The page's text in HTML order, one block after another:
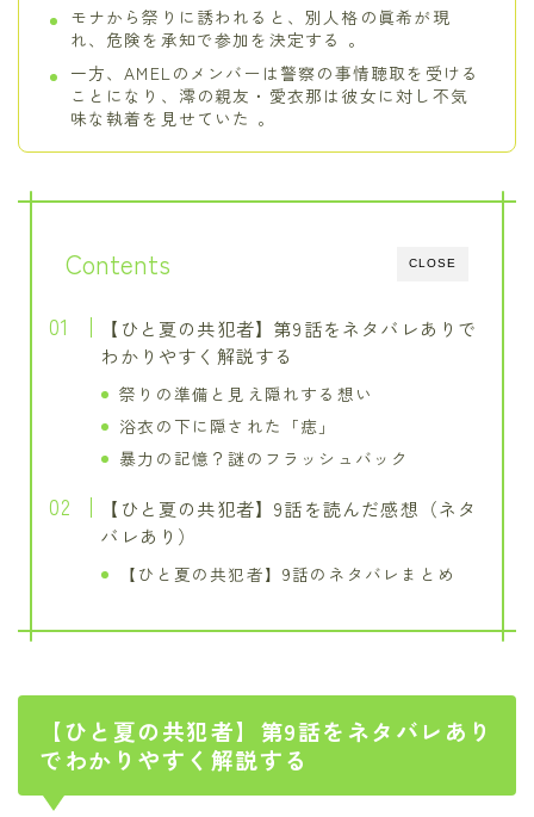
モナから祭りに誘われると、別人格の眞希が現
れ、危険を承知で参加を決定する 。
一方、AMELのメンバーは警察の事情聴取を受ける
ことになり、澪の親友・愛衣那は彼女に対し不気
味な執着を見せていた 。
CLOSE
Contents
【ひと夏の共犯者】第9話をネタバレありで
わかりやすく解説する
祭りの準備と見え隠れする想い
浴衣の下に隠された「痣」
暴力の記憶？謎のフラッシュバック
【ひと夏の共犯者】9話を読んだ感想（ネタ
バレあり）
【ひと夏の共犯者】9話のネタバレまとめ
【ひと夏の共犯者】第9話をネタバレあり
でわかりやすく解説する